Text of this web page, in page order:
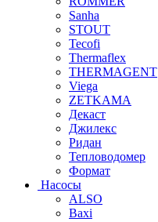
Sanha
STOUT
Tecofi
Thermaflex
THERMAGENT
Viega
ZETKAMA
Декаст
Джилекс
Ридан
Тепловодомер
Формат
Насосы
ALSO
Baxi